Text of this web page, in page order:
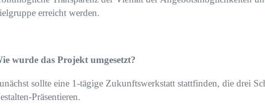
erreicht werden.
wurde das Projekt umgesetzt?
sollte eine 1-tägige Zukunftswerkstatt stattfinden, die drei
Präsentieren.